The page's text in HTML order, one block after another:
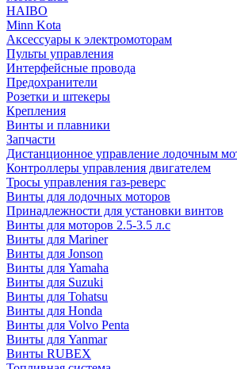
HAIBO
Minn Kota
Аксессуары к электромоторам
Пульты управления
Интерфейсные провода
Предохранители
Розетки и штекеры
Крепления
Винты и плавники
Запчасти
Дистанционное управление лодочным
Контроллеры управления двигателем
Тросы управления газ-реверс
Винты для лодочных моторов
Принадлежности для установки винтов
Винты для моторов 2.5-3.5 л.с
Винты для Mariner
Винты для Jonson
Винты для Yamaha
Винты для Suzuki
Винты для Tohatsu
Винты для Honda
Винты для Volvo Penta
Винты для Yanmar
Винты RUBEX